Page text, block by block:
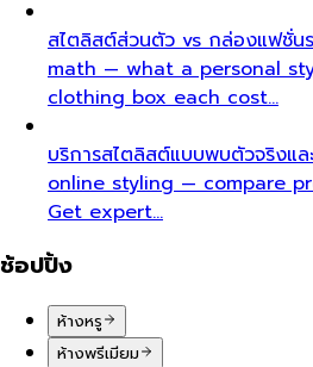
สไตลิสต์ส่วนตัว vs กล่องแฟชั่น
math — what a personal
clothing box each cost…
บริการสไตลิสต์แบบพบตัวจริงแล
online styling — compare
Get expert…
ช้อปปิ้ง
ห้างหรู
ห้างพรีเมียม